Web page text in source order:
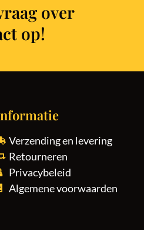
over
op!
Verzending en levering
Retourneren
Privacybeleid
Algemene voorwaarden